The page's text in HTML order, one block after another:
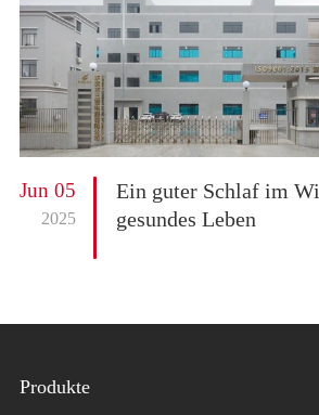
Jun 05
2025
Ein guter Schlaf im
gesundes Leben
Produkte